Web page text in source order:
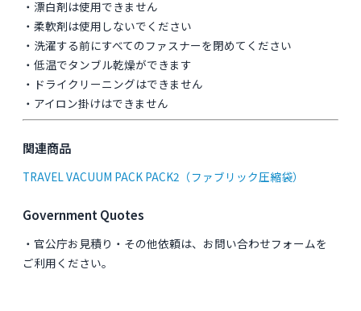
・漂白剤は使用できません
・柔軟剤は使用しないでください
・洗濯する前にすべてのファスナーを閉めてください
・低温でタンブル乾燥ができます
・ドライクリーニングはできません
・アイロン掛けはできません
関連商品
TRAVEL VACUUM PACK PACK2（ファブリック圧縮袋）
Government Quotes
・官公庁お見積り・その他依頼は、お問い合わせフォームを
ご利用ください。